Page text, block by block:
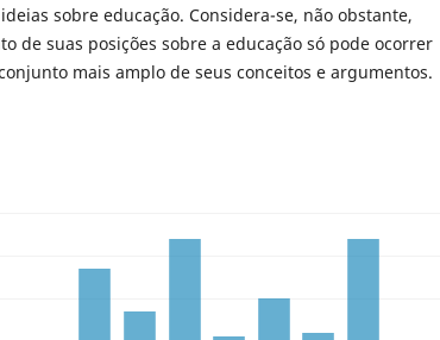
sobre educação. Considera-se, não obstante,
de suas posições sobre a educação só pode ocorrer
mais amplo de seus conceitos e argumentos.